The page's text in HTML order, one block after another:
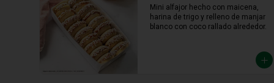
Mini alfajor hecho con maicena,
harina de trigo y relleno de manjar
blanco con coco rallado alrededor.